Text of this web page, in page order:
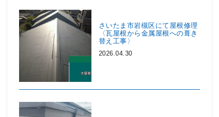
さいたま市岩槻区にて屋根修理
〈瓦屋根から金属屋根への葺き
替え工事〉
2026.04.30